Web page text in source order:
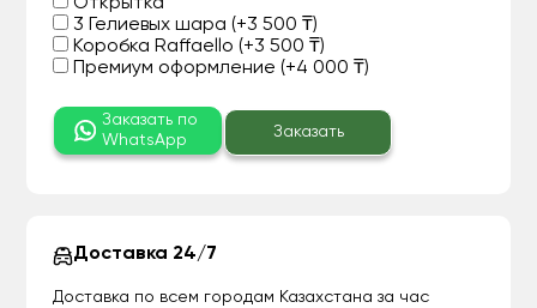
3 Гелиевых шара (+3 500 ₸)
Коробка Raffaello (+3 500 ₸)
Премиум оформление (+4 000 ₸)
Заказать по
WhatsApp
Заказать
Доставка 24/7
Доставка по всем городам Казахстана за час